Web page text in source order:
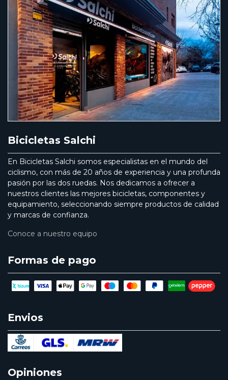
Bicicletas Salchi
En Bicicletas Salchi somos especialistas en el mundo del
ciclismo, con más de 20 años de experiencia y una profunda
pasión por las dos ruedas. Nos dedicamos a ofrecer a
nuestros clientes las mejores bicicletas, componentes y
equipamiento, seleccionando siempre productos de calidad
y marcas de confianza.
Conoce a nuestro equipo
Formas de pago
Envios
Opiniones